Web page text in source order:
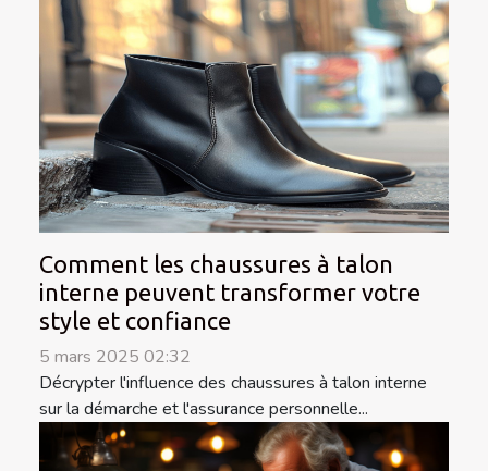
Comment les chaussures à talon
interne peuvent transformer votre
style et confiance
5 mars 2025 02:32
Décrypter l'influence des chaussures à talon interne
sur la démarche et l'assurance personnelle...